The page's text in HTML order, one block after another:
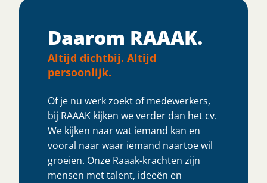
Daarom RAAAK.
Altijd dichtbij. Altijd
persoonlijk.
Of je nu werk zoekt of medewerkers,
bij RAAAK kijken we verder dan het cv.
We kijken naar wat iemand kan en
vooral naar waar iemand naartoe wil
groeien. Onze Raaak-krachten zijn
mensen met talent, ideeën en